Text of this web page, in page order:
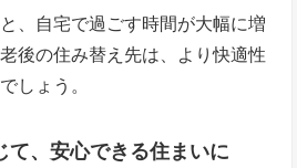
、自宅で過ごす時間が大幅に増
後の住み替え先は、より快適性
しょう。
て、安心できる住まいに